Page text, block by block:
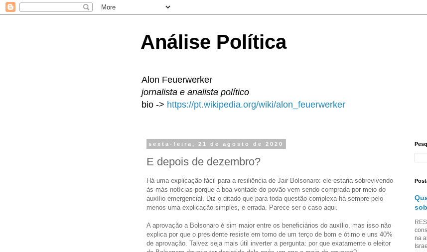
Análise Política
Alon Feuerwerker
jornalista e analista político
bio -> https://pt.wikipedia.org/wiki/alon_feuerwerker
sexta-feira, 21 de agosto de 2020
E depois de dezembro?
Há uma explicação fácil para a resiliência de Jair Bolsonaro: ele estaria sobrevivendo
às más notícias porque a boa vontade do povão vem sendo comprada por meio do
auxílio emergencial. Diz o ditado que para toda questão complexa há sempre pelo
menos uma explicação simples, e errada. Parece ser o caso aqui.
A aprovação a Bolsonaro é sim maior entre os beneficiários do auxílio, mas isso não
explica por que o presidente resiste em torno de um terço de bom e ótimo e uns 40%
de aprovação. Talvez seja mais útil inverter a pergunta: por que exatamente o eleitor
na